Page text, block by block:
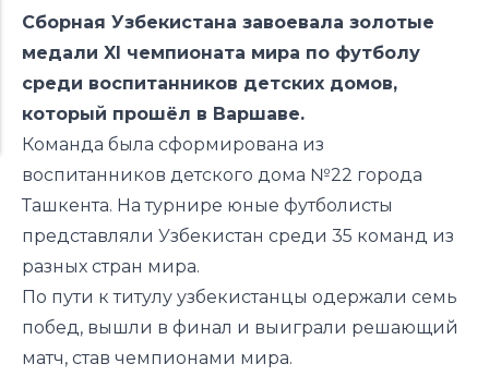
Сборная Узбекистана завоевала золотые
медали XI чемпионата мира по футболу
среди воспитанников детских домов,
который прошёл в Варшаве.
Команда была сформирована из
воспитанников детского дома №22 города
Ташкента. На турнире юные футболисты
представляли Узбекистан среди 35 команд из
разных стран мира.
По пути к титулу узбекистанцы одержали семь
побед, вышли в финал и выиграли решающий
матч, став чемпионами мира.